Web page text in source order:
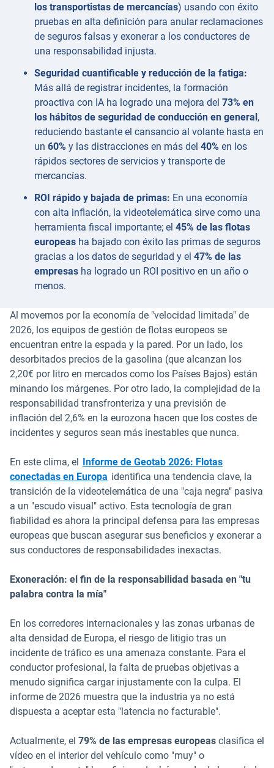
los transportistas de mercancías) usando con éxito
pruebas en alta definición para anular reclamaciones
de seguros falsas y exonerar a los conductores de
una responsabilidad injusta.
Seguridad cuantificable y reducción de la fatiga:
Más allá de registrar incidentes, la formación
proactiva con IA ha logrado una mejora del 73% en
los hábitos de seguridad de conducción en general ,
reduciendo bastante el cansancio al volante hasta en
un 60% y las distracciones en más del 40% en los
rápidos sectores de servicios y transporte de
mercancías.
ROI rápido y bajada de primas: En una economía
con alta inflación, la videotelemática sirve como una
herramienta fiscal importante; el 45% de las flotas
europeas ha bajado con éxito las primas de seguros
gracias a los datos de seguridad y el 47% de las
empresas ha logrado un ROI positivo en un año o
menos.
Al movernos por la economía de "velocidad limitada" de
2026, los equipos de gestión de flotas europeos se
encuentran entre la espada y la pared. Por un lado, los
desorbitados precios de la gasolina (que alcanzan los
2,20€ por litro en mercados como los Países Bajos) están
minando los márgenes. Por otro lado, la complejidad de la
responsabilidad transfronteriza y una previsión de
inflación del 2,6% en la eurozona hacen que los costes de
incidentes y seguros sean más inestables que nunca.
En este clima, el
Informe de Geotab 2026: Flotas
conectadas en Europa identifica una tendencia clave, la
transición de la videotelemática de una "caja negra" pasiva
a un "escudo visual" activo. Esta tecnología de gran
fiabilidad es ahora la principal defensa para las empresas
europeas que buscan asegurar sus beneficios y exonerar a
sus conductores de responsabilidades inexactas.
Exoneración: el fin de la responsabilidad basada en "tu
palabra contra la mía"
En los corredores internacionales y las zonas urbanas de
alta densidad de Europa, el riesgo de litigio tras un
incidente de tráfico es una amenaza constante. Para el
conductor profesional, la falta de pruebas objetivas a
menudo significa cargar injustamente con la culpa. El
informe de 2026 muestra que la industria ya no está
dispuesta a aceptar esta "latencia no facturable".
Actualmente, el 79% de las empresas europeas clasifica el
vídeo en el interior del vehículo como "muy" o